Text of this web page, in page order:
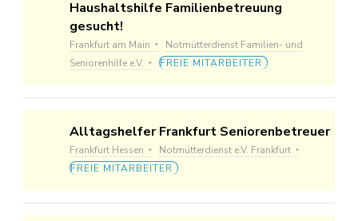
Haushaltshilfe Familienbetreuung
gesucht!
Frankfurt am Main
Notmütterdienst Familien- und
Seniorenhilfe e.V.
FREIE MITARBEITER
Alltagshelfer Frankfurt Seniorenbetreuer
Frankfurt Hessen
Notmütterdienst e.V. Frankfurt
FREIE MITARBEITER